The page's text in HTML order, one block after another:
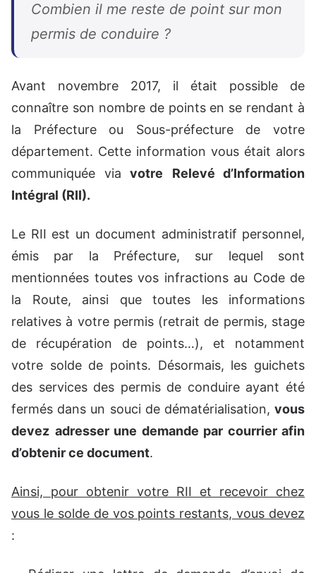
Combien il me reste de point sur mon
permis de conduire ?
Avant novembre 2017, il était possible de
connaître son nombre de points en se rendant à
la Préfecture ou Sous-préfecture de votre
département. Cette information vous était alors
communiquée via votre
Relevé d’Information
Intégral (RII).
Le RII est un document administratif personnel,
émis par la Préfecture, sur lequel sont
mentionnées toutes vos infractions au Code de
la Route, ainsi que toutes les informations
relatives à votre permis (retrait de permis, stage
de récupération de points…), et notamment
votre solde de points. Désormais, les guichets
des services des permis de conduire ayant été
fermés dans un souci de dématérialisation, vous
devez adresser une demande par courrier afin
d’obtenir ce document.
Ainsi, pour obtenir votre RII et recevoir chez
vous le solde de vos points restants, vous devez
: